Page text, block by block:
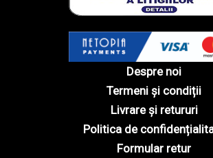
Despre noi
Termeni și condiții
Livrare și retururi
Politica de
Formular retur